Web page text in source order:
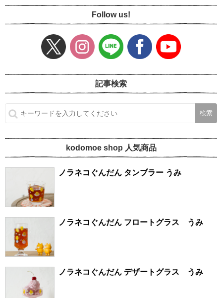
Follow us!
記事検索
kodomoe shop 人気商品
ノラネコぐんだん タンブラー うみ
ノラネコぐんだん フロートグラス うみ
ノラネコぐんだん デザートグラス うみ